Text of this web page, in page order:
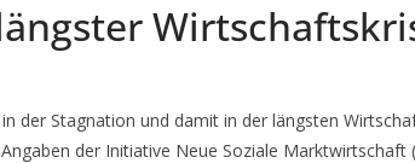
der Stagnation und damit in der längsten
der Initiative Neue Soziale Marktwirtschaft